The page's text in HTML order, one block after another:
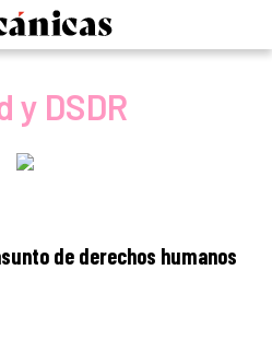
y DSDR
de derechos humanos